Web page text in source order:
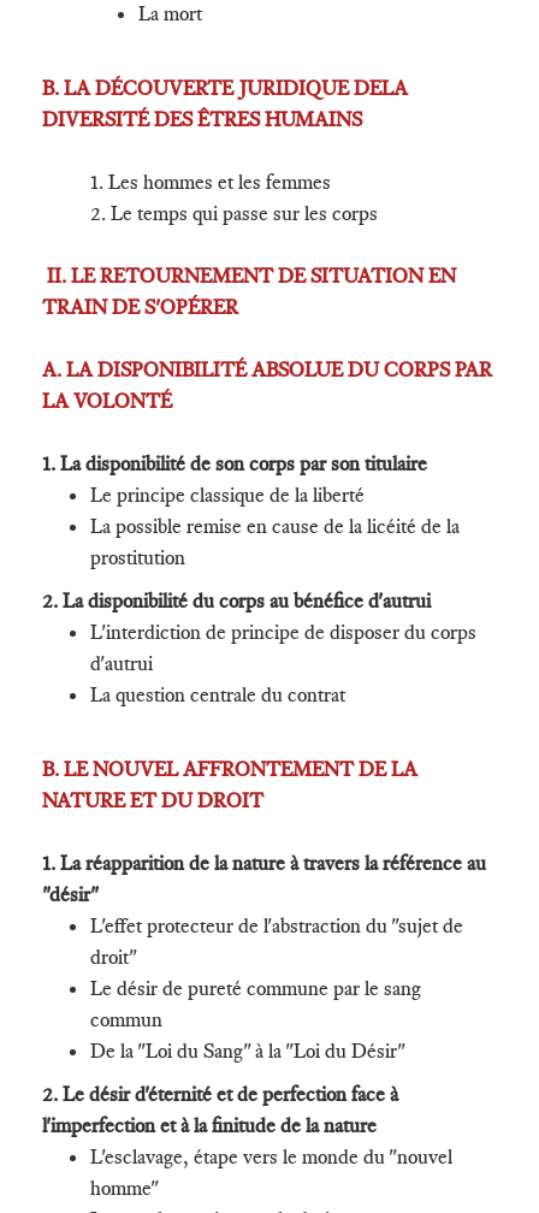
La mort
B. LA DÉCOUVERTE JURIDIQUE DELA
DIVERSITÉ DES ÊTRES HUMAINS
1. Les hommes et les femmes
2. Le temps qui passe sur les corps
II. LE RETOURNEMENT DE SITUATION EN
TRAIN DE S'OPÉRER
A. LA DISPONIBILITÉ ABSOLUE DU CORPS PAR
LA VOLONTÉ
1. La disponibilité de son corps par son titulaire
Le principe classique de la liberté
La possible remise en cause de la licéité de la
prostitution
2. La disponibilité du corps au bénéfice d'autrui
L'interdiction de principe de disposer du corps
d'autrui
La question centrale du contrat
B. LE NOUVEL AFFRONTEMENT DE LA
NATURE ET DU DROIT
1. La réapparition de la nature à travers la référence au
"désir"
L'effet protecteur de l'abstraction du "sujet de
droit"
Le désir de pureté commune par le sang
commun
De la "Loi du Sang" à la "Loi du Désir"
2. Le désir d'éternité et de perfection face à
l'imperfection et à la finitude de la nature
L'esclavage, étape vers le monde du "nouvel
homme"